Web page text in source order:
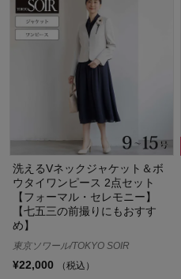
洗えるVネックジャケット＆ボ
ウタイワンピース 2点セット
【フォーマル・セレモニー】
【七五三の前撮りにもおすす
め】
東京ソワール/TOKYO SOIR
¥22,000 （税込）